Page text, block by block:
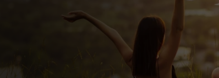
Pacotes de Férias